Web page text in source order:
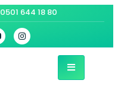
0501 644 18 80